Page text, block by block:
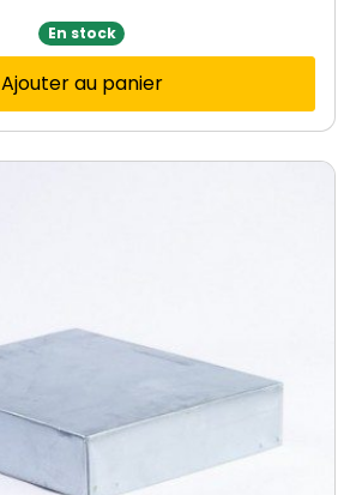
En stock
Ajouter au panier